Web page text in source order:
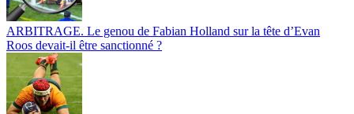
ARBITRAGE. Le genou de Fabian Holland sur la tête d’Evan
Roos devait-il être sanctionné ?